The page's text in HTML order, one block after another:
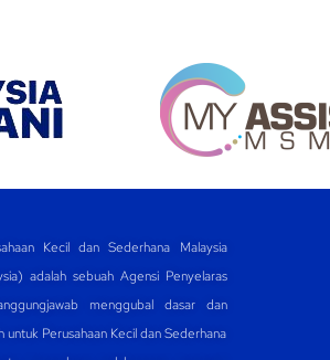
Kecil dan Sederhana Malaysia
adalah sebuah Agensi Penyelaras
menggubal dasar dan
Perusahaan Kecil dan Sederhana